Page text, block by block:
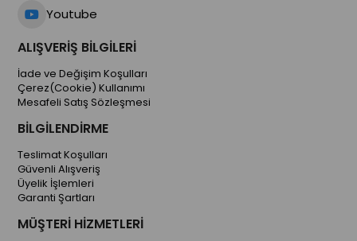
Youtube
ALIŞVERİŞ BİLGİLERİ
İade ve Değişim Koşulları
Çerez(Cookie) Kullanımı
Mesafeli Satış Sözleşmesi
BİLGİLENDİRME
Teslimat Koşulları
Güvenli Alışveriş
Üyelik İşlemleri
Garanti Şartları
MÜŞTERİ HİZMETLERİ